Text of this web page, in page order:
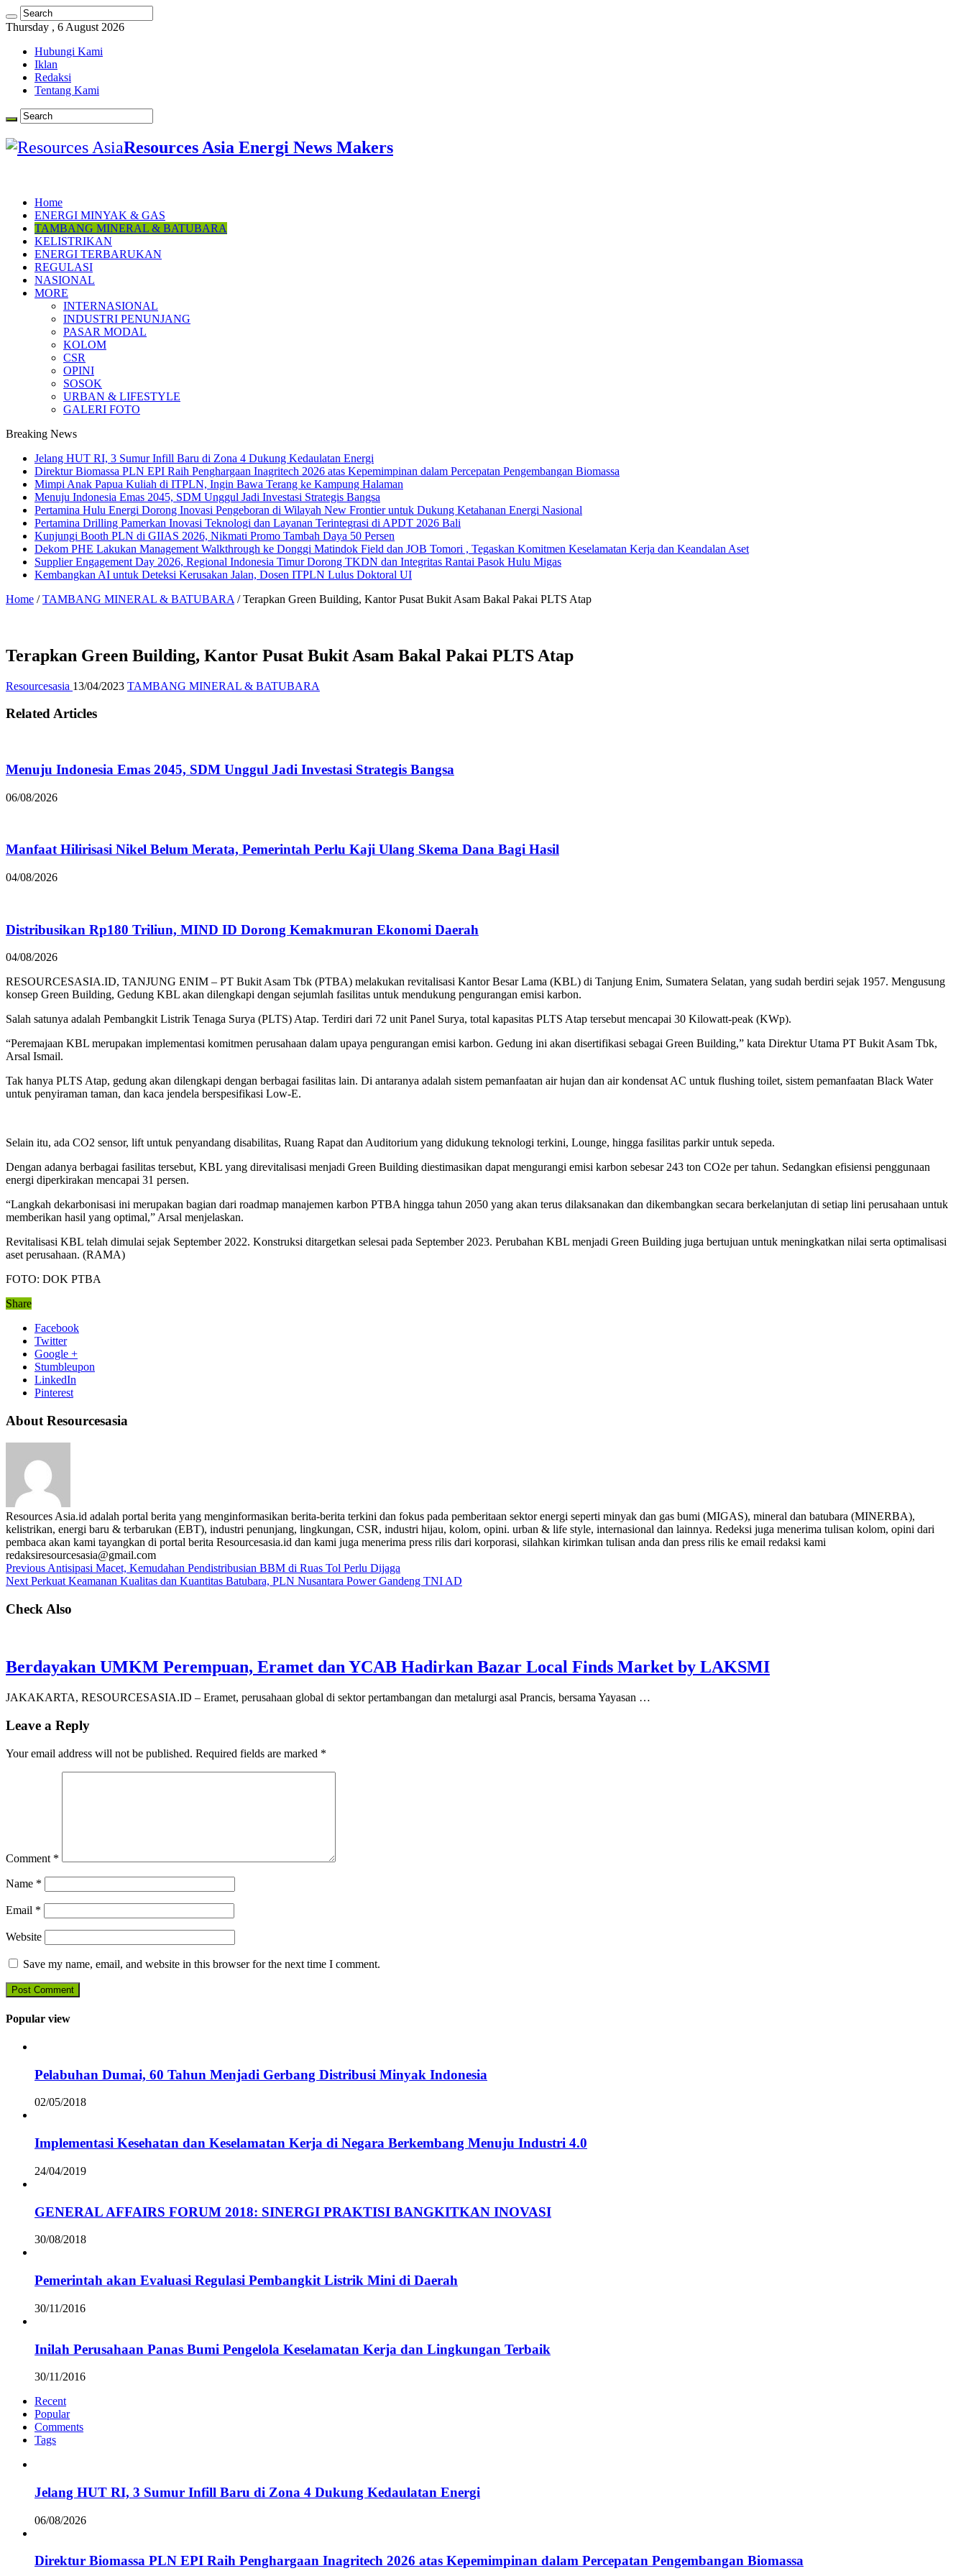
Thursday , 6 August 2026
Hubungi Kami
Iklan
Redaksi
Tentang Kami
Resources Asia Energi News Makers
Home
ENERGI MINYAK & GAS
TAMBANG MINERAL & BATUBARA
KELISTRIKAN
ENERGI TERBARUKAN
REGULASI
NASIONAL
MORE
INTERNASIONAL
INDUSTRI PENUNJANG
PASAR MODAL
KOLOM
CSR
OPINI
SOSOK
URBAN & LIFESTYLE
GALERI FOTO
Breaking News
Jelang HUT RI, 3 Sumur Infill Baru di Zona 4 Dukung Kedaulatan Energi
Direktur Biomassa PLN EPI Raih Penghargaan Inagritech 2026 atas Kepemimpinan dalam Percepatan Pengembangan Biomassa
Mimpi Anak Papua Kuliah di ITPLN, Ingin Bawa Terang ke Kampung Halaman
Menuju Indonesia Emas 2045, SDM Unggul Jadi Investasi Strategis Bangsa
Pertamina Hulu Energi Dorong Inovasi Pengeboran di Wilayah New Frontier untuk Dukung Ketahanan Energi Nasional
Pertamina Drilling Pamerkan Inovasi Teknologi dan Layanan Terintegrasi di APDT 2026 Bali
Kunjungi Booth PLN di GIIAS 2026, Nikmati Promo Tambah Daya 50 Persen
Dekom PHE Lakukan Management Walkthrough ke Donggi Matindok Field dan JOB Tomori , Tegaskan Komitmen Keselamatan Kerja dan Keandalan Aset
Supplier Engagement Day 2026, Regional Indonesia Timur Dorong TKDN dan Integritas Rantai Pasok Hulu Migas
Kembangkan AI untuk Deteksi Kerusakan Jalan, Dosen ITPLN Lulus Doktoral UI
Home / TAMBANG MINERAL & BATUBARA / Terapkan Green Building, Kantor Pusat Bukit Asam Bakal Pakai PLTS Atap
Terapkan Green Building, Kantor Pusat Bukit Asam Bakal Pakai PLTS Atap
Resourcesasia 13/04/2023 TAMBANG MINERAL & BATUBARA
Related Articles
Menuju Indonesia Emas 2045, SDM Unggul Jadi Investasi Strategis Bangsa
06/08/2026
Manfaat Hilirisasi Nikel Belum Merata, Pemerintah Perlu Kaji Ulang Skema Dana Bagi Hasil
04/08/2026
Distribusikan Rp180 Triliun, MIND ID Dorong Kemakmuran Ekonomi Daerah
04/08/2026
RESOURCESASIA.ID, TANJUNG ENIM – PT Bukit Asam Tbk (PTBA) melakukan revitalisasi Kantor Besar Lama (KBL) di Tanjung Enim, Sumatera Selatan, yang sudah berdiri sejak 1957. Mengusung
konsep Green Building, Gedung KBL akan dilengkapi dengan sejumlah fasilitas untuk mendukung pengurangan emisi karbon.
Salah satunya adalah Pembangkit Listrik Tenaga Surya (PLTS) Atap. Terdiri dari 72 unit Panel Surya, total kapasitas PLTS Atap tersebut mencapai 30 Kilowatt-peak (KWp).
“Peremajaan KBL merupakan implementasi komitmen perusahaan dalam upaya pengurangan emisi karbon. Gedung ini akan disertifikasi sebagai Green Building,” kata Direktur Utama PT Bukit Asam Tbk,
Arsal Ismail.
Tak hanya PLTS Atap, gedung akan dilengkapi dengan berbagai fasilitas lain. Di antaranya adalah sistem pemanfaatan air hujan dan air kondensat AC untuk flushing toilet, sistem pemanfaatan Black Water
untuk penyiraman taman, dan kaca jendela berspesifikasi Low-E.
Selain itu, ada CO2 sensor, lift untuk penyandang disabilitas, Ruang Rapat dan Auditorium yang didukung teknologi terkini, Lounge, hingga fasilitas parkir untuk sepeda.
Dengan adanya berbagai fasilitas tersebut, KBL yang direvitalisasi menjadi Green Building diestimasikan dapat mengurangi emisi karbon sebesar 243 ton CO2e per tahun. Sedangkan efisiensi penggunaan
energi diperkirakan mencapai 31 persen.
“Langkah dekarbonisasi ini merupakan bagian dari roadmap manajemen karbon PTBA hingga tahun 2050 yang akan terus dilaksanakan dan dikembangkan secara berkelanjutan di setiap lini perusahaan untuk
memberikan hasil yang optimal,” Arsal menjelaskan.
Revitalisasi KBL telah dimulai sejak September 2022. Konstruksi ditargetkan selesai pada September 2023. Perubahan KBL menjadi Green Building juga bertujuan untuk meningkatkan nilai serta optimalisasi
aset perusahaan. (RAMA)
FOTO: DOK PTBA
Share
Facebook
Twitter
Google +
Stumbleupon
LinkedIn
Pinterest
About Resourcesasia
Resources Asia.id adalah portal berita yang menginformasikan berita-berita terkini dan fokus pada pemberitaan sektor energi seperti minyak dan gas bumi (MIGAS), mineral dan batubara (MINERBA),
kelistrikan, energi baru & terbarukan (EBT), industri penunjang, lingkungan, CSR, industri hijau, kolom, opini. urban & life style, internasional dan lainnya. Redeksi juga menerima tulisan kolom, opini dari
pembaca akan kami tayangkan di portal berita Resourcesasia.id dan kami juga menerima press rilis dari korporasi, silahkan kirimkan tulisan anda dan press rilis ke email redaksi kami
redaksiresourcesasia@gmail.com
Previous Antisipasi Macet, Kemudahan Pendistribusian BBM di Ruas Tol Perlu Dijaga
Next Perkuat Keamanan Kualitas dan Kuantitas Batubara, PLN Nusantara Power Gandeng TNI AD
Check Also
Berdayakan UMKM Perempuan, Eramet dan YCAB Hadirkan Bazar Local Finds Market by LAKSMI
JAKAKARTA, RESOURCESASIA.ID – Eramet, perusahaan global di sektor pertambangan dan metalurgi asal Prancis, bersama Yayasan …
Leave a Reply
Your email address will not be published. Required fields are marked *
Comment *
Name *
Email *
Website
Save my name, email, and website in this browser for the next time I comment.
Popular view
Pelabuhan Dumai, 60 Tahun Menjadi Gerbang Distribusi Minyak Indonesia
02/05/2018
Implementasi Kesehatan dan Keselamatan Kerja di Negara Berkembang Menuju Industri 4.0
24/04/2019
GENERAL AFFAIRS FORUM 2018: SINERGI PRAKTISI BANGKITKAN INOVASI
30/08/2018
Pemerintah akan Evaluasi Regulasi Pembangkit Listrik Mini di Daerah
30/11/2016
Inilah Perusahaan Panas Bumi Pengelola Keselamatan Kerja dan Lingkungan Terbaik
30/11/2016
Recent
Popular
Comments
Tags
Jelang HUT RI, 3 Sumur Infill Baru di Zona 4 Dukung Kedaulatan Energi
06/08/2026
Direktur Biomassa PLN EPI Raih Penghargaan Inagritech 2026 atas Kepemimpinan dalam Percepatan Pengembangan Biomassa